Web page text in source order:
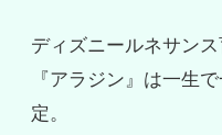
ディズニールネサンス
『アラジン』は一生
定。